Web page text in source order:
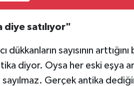
satılıyor"
sayısının
diyor. Oysa her eski eşya
sayılmaz. Gerçek antika